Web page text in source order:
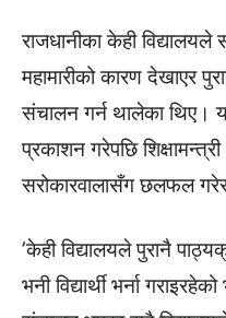
राजधानीका केही
महामारीको कारण देखाएर
संचालन गर्न थालेका थिए।
प्रकाशन गरेपछि
सरोकारवालासँग छलफल
’केही विद्यालयले पुरानै
भनी विद्यार्थी भर्ना